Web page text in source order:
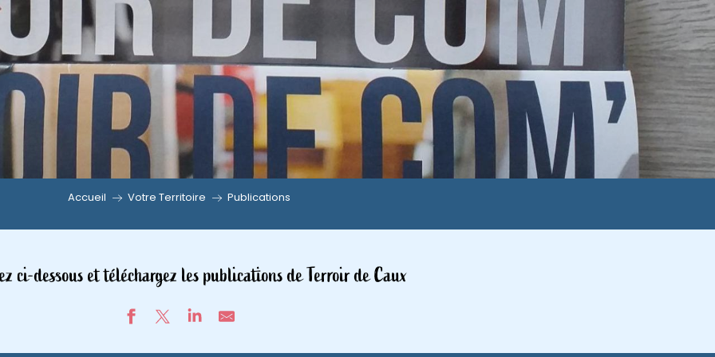
Accueil Votre Territoire Publications
ci-dessous et téléchargez les publications de Terroir de Caux